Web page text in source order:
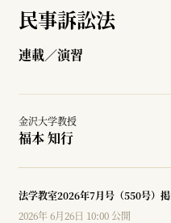
民事訴訟法
連載／演習
金沢大学教授
福本 知行
法学教室2026年7月号（550号）
2026年 6月26日 10:00 公開